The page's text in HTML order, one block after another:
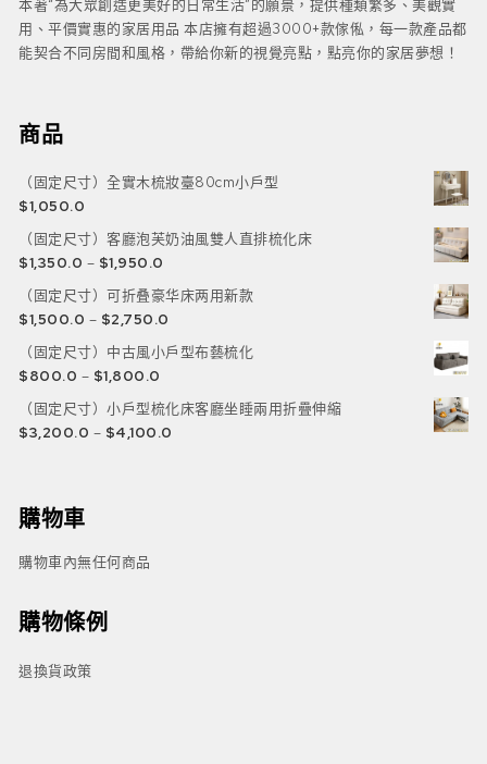
本著“為大眾創造更美好的日常生活”的願景，提供種類繁多、美觀實
用、平價實惠的家居用品 本店擁有超過3000+款傢俬，每一款產品都
能契合不同房間和風格，帶給你新的視覺亮點，點亮你的家居夢想！
商品
（固定尺寸）全實木梳妝臺80cm小戶型
$1,050.0
（固定尺寸）客廳泡芙奶油風雙人直排梳化床
$1,350.0 – $1,950.0
（固定尺寸）可折叠豪华床两用新款
$1,500.0 – $2,750.0
（固定尺寸）中古風小戶型布藝梳化
$800.0 – $1,800.0
（固定尺寸）小戶型梳化床客廳坐睡兩用折疊伸縮
$3,200.0 – $4,100.0
購物車
購物車內無任何商品
購物條例
退換貨政策